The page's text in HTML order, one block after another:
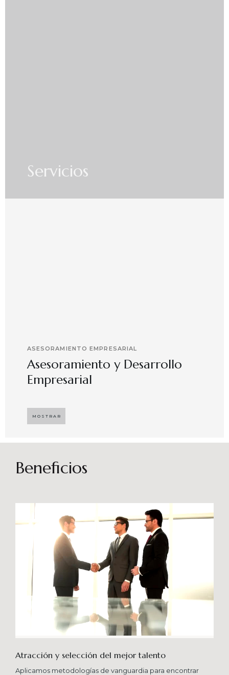
Servicios
ASESORAMIENTO EMPRESARIAL
Asesoramiento y Desarrollo
Empresarial
desarrollar el compromiso y motivación en el
capital humano en ambientes de trabajo más
sostenibles en el tiempo. Brindando soporte
especializado en proyectos integrales que
potencien su crecimiento en los niveles
esperados combinando una serie de buenas
prácticas y diversas metodologías.
MOSTRAR
Beneficios
Atracción y selección del mejor talento
Aplicamos metodologías de vanguardia para encontrar